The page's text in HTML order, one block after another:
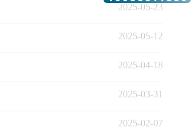
2025-05-23
2025-05-12
2025-04-18
2025-03-31
2025-02-07